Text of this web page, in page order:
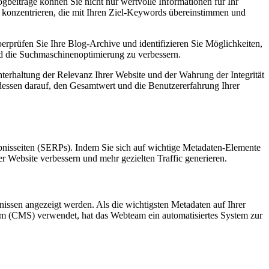
die mit Ihren Ziel-Keywords übereinstimmen und
Sie Ihre Blog-Archive und identifizieren Sie Möglichkeiten,
Suchmaschinenoptimierung zu verbessern.
der Relevanz Ihrer Website und der Wahrung der Integrität
darauf, den Gesamtwert und die Benutzererfahrung Ihrer
(SERPs). Indem Sie sich auf wichtige Metadaten-Elemente
verbessern und mehr gezielten Traffic generieren.
angezeigt werden. Als die wichtigsten Metadaten auf Ihrer
verwendet, hat das Webteam ein automatisiertes System zur